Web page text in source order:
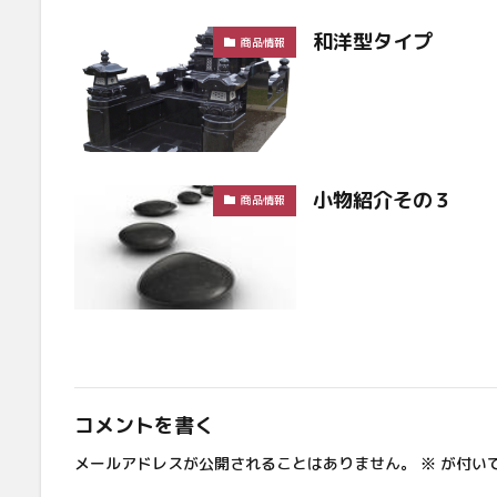
商品情報 和洋型タイプ
商品情報 小物紹介その３
コメントを書く
メールアドレスが公開されることはありません。 ※ が付い